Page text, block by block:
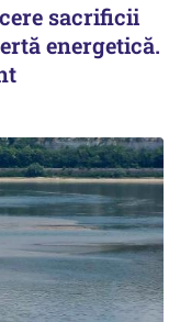
sacrificii
energetică.